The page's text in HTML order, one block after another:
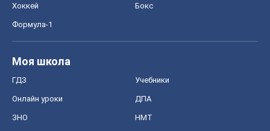
Хоккей Бокс
Формула-1
Моя школа
ГДЗ Учебники
Онлайн уроки ДПА
ЗНО НМТ